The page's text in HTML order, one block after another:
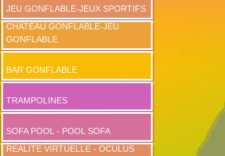
JEU GONFLABLE-JEUX SPORTIFS
CHATEAU GONFLABLE-JEU
GONFLABLE
BAR GONFLABLE
TRAMPOLINES
SOFA POOL - POOL SOFA
REALITE VIRTUELLE - OCULUS